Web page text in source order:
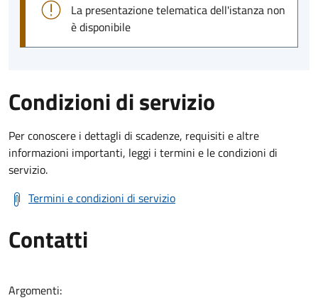
La presentazione telematica dell'istanza non
è disponibile
Condizioni di servizio
Per conoscere i dettagli di scadenze, requisiti e altre
informazioni importanti, leggi i termini e le condizioni di
servizio.
Termini e condizioni di servizio
Contatti
Argomenti: